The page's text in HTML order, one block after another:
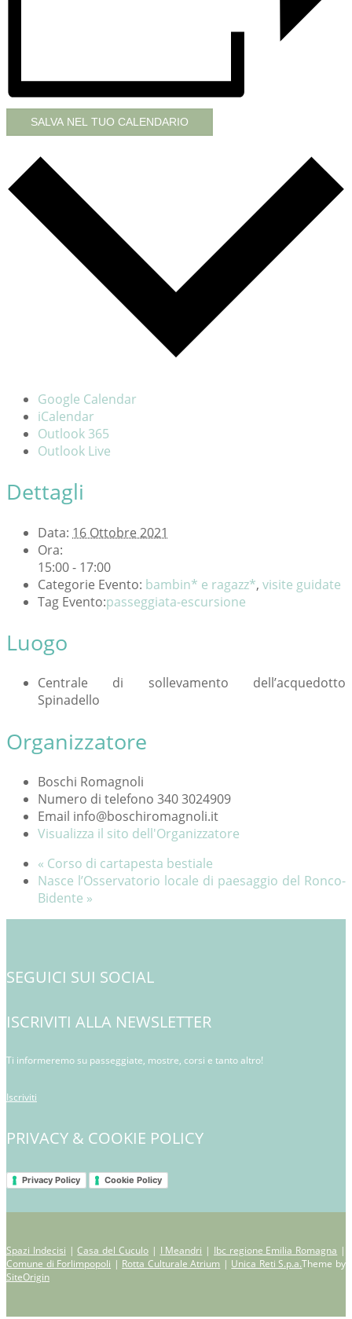
SALVA NEL TUO CALENDARIO
Google Calendar
iCalendar
Outlook 365
Outlook Live
Dettagli
Data: 16 Ottobre 2021
Ora:
15:00 - 17:00
Categorie Evento: bambin* e ragazz*, visite guidate
Tag Evento:passeggiata-escursione
Luogo
Centrale di sollevamento dell’acquedotto
Spinadello
Organizzatore
Boschi Romagnoli
Numero di telefono 340 3024909
Email info@boschiromagnoli.it
Visualizza il sito dell'Organizzatore
« Corso di cartapesta bestiale
Nasce l’Osservatorio locale di paesaggio del Ronco-
Bidente »
SEGUICI SUI SOCIAL
ISCRIVITI ALLA NEWSLETTER
Ti informeremo su passeggiate, mostre, corsi e tanto altro!
Iscriviti
PRIVACY & COOKIE POLICY
Privacy Policy Cookie Policy
Spazi Indecisi |Casa del Cuculo| I Meandri | Ibc regione Emilia Romagna |
Comune di Forlimpopoli | Rotta Culturale Atrium | Unica Reti S.p.a.Theme by
SiteOrigin